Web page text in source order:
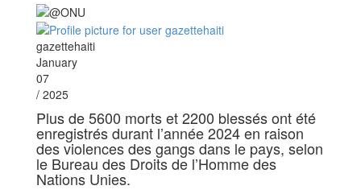
gazettehaiti
January
07
/ 2025
Plus de 5600 morts et 2200 blessés ont été
enregistrés durant l’année 2024 en raison
des violences des gangs dans le pays, selon
le Bureau des Droits de l’Homme des
Nations Unies.